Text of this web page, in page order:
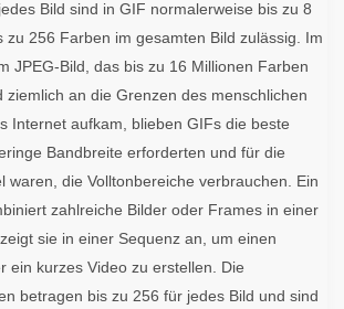
Bild sind in GIF normalerweise bis zu 8
zu 256 Farben im gesamten Bild zulässig. Im
JPEG-Bild, das bis zu 16 Millionen Farben
ziemlich an die Grenzen des menschlichen
Internet aufkam, blieben GIFs die beste
Bandbreite erforderten und für die
waren, die Volltonbereiche verbrauchen. Ein
zahlreiche Bilder oder Frames in einer
sie in einer Sequenz an, um einen
ein kurzes Video zu erstellen. Die
betragen bis zu 256 für jedes Bild und sind